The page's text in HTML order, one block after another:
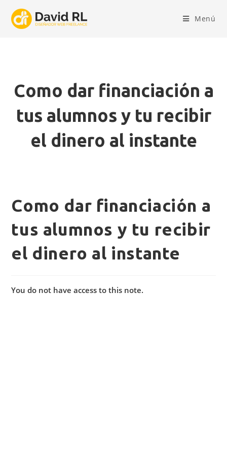
contenido
Menú
Como dar financiación a
tus alumnos y tu recibir
el dinero al instante
Como dar financiación a
tus alumnos y tu recibir
el dinero al instante
You do not have access to this note.